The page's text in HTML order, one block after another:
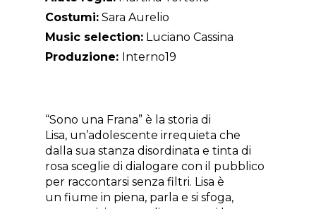
Costumi: Sara Aurelio
Music selection: Luciano Cassina
Produzione: Interno19
“Sono una Frana” è la storia di
Lisa, un’adolescente irrequieta che
dalla sua stanza disordinata e tinta di
rosa sceglie di dialogare con il pubblico
per raccontarsi senza filtri. Lisa è
un fiume in piena, parla e si sfoga,